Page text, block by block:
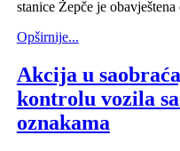
stanice Žepče je
Opširnije...
Akcija u
kontrolu vozila
oznakama